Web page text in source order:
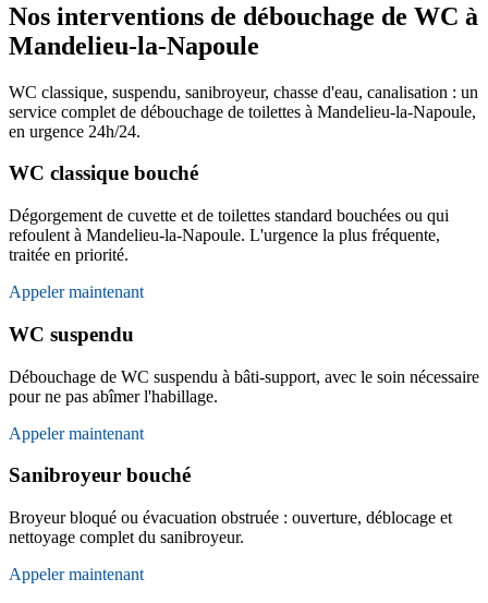
Nos interventions de débouchage de WC à
Mandelieu-la-Napoule
WC classique, suspendu, sanibroyeur, chasse d'eau, canalisation : un
service complet de débouchage de toilettes à Mandelieu-la-Napoule,
en urgence 24h/24.
WC classique bouché
Dégorgement de cuvette et de toilettes standard bouchées ou qui
refoulent à Mandelieu-la-Napoule. L'urgence la plus fréquente,
traitée en priorité.
Appeler maintenant
WC suspendu
Débouchage de WC suspendu à bâti-support, avec le soin nécessaire
pour ne pas abîmer l'habillage.
Appeler maintenant
Sanibroyeur bouché
Broyeur bloqué ou évacuation obstruée : ouverture, déblocage et
nettoyage complet du sanibroyeur.
Appeler maintenant